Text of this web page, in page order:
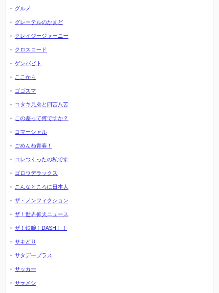
グルメ
グレーテルのかまど
クレイジージャーニー
クロスロード
ゲンバビト
ここから
ゴゴスマ
コタキ兄弟と四苦八苦
この差って何ですか？
コマーシャル
ごめんね青春！
コレつくったの私です
ゴロウデラックス
こんなところに日本人
ザ・ノンフィクション
ザ！世界仰天ニュース
ザ！鉄腕！DASH！！
サキどり
サタデープラス
サッカー
サラメシ